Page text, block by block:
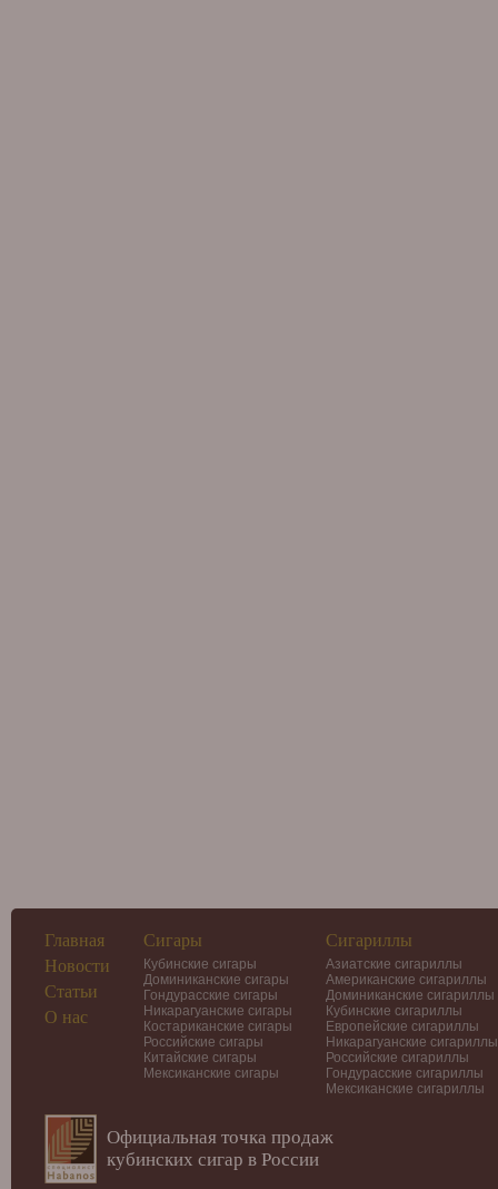
Главная
Новости
Статьи
О нас
Сигары
Кубинские сигары
Доминиканские сигары
Гондурасские сигары
Никарагуанские сигары
Костариканские сигары
Российские сигары
Китайские сигары
Мексиканские сигары
Сигариллы
Азиатские сигариллы
Американские сигариллы
Доминиканские сигариллы
Кубинские сигариллы
Европейские сигариллы
Никарагуанские сигариллы
Российские сигариллы
Гондурасские сигариллы
Мексиканские сигариллы
Официальная точка продаж
кубинских сигар в России